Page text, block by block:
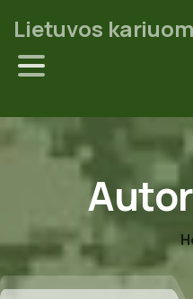
Lietuvos